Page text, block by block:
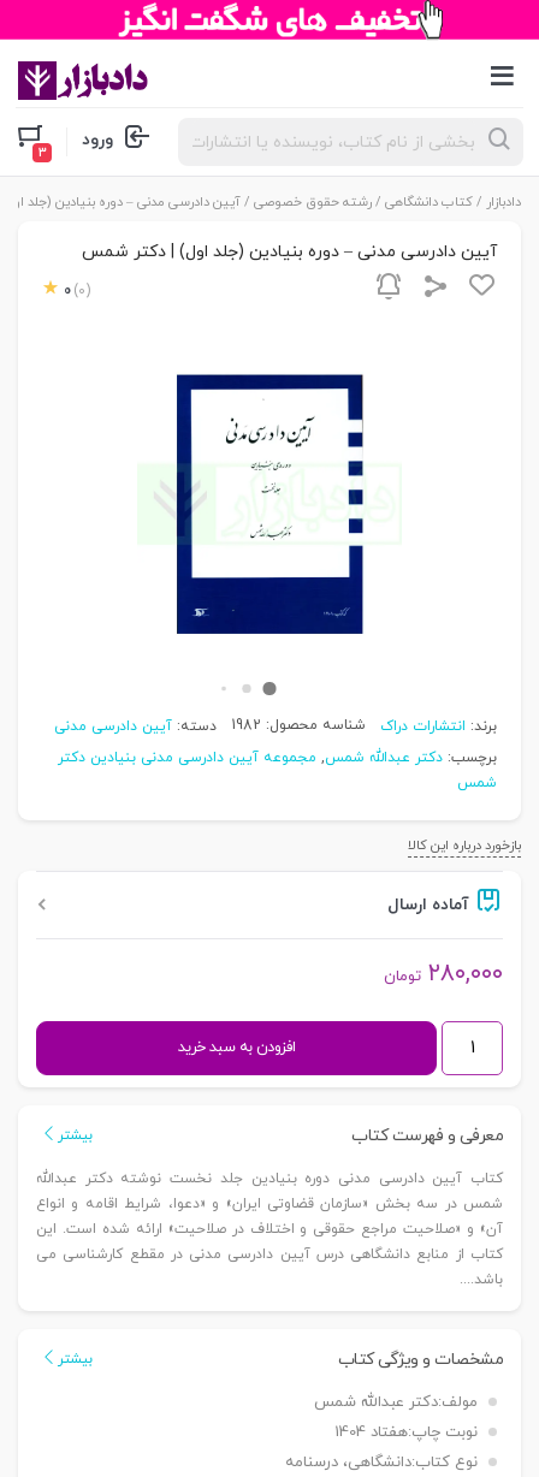
جستجوی
محصولات ورود
دادبازار /کتاب دانشگاهی /رشته حقوق خصوصی / آیین دادرسی مدنی – دوره بنیادین (جلد
آیین دادرسی مدنی – دوره بنیادین (جلد اول) | دکتر شمس
0 (0)
برند: انتشارات دراک شناسه محصول: 1982 دسته: آیین دادرسی مدنی
برچسب: دکتر عبدالله شمس, مجموعه آیین دادرسی مدنی بنیادین دکتر
شمس
بازخورد درباره این کالا
آماده ارسال
۲۸۰,۰۰۰ تومان
آیین
دادرسی
بنیادین
(جلد
اول)
|
عدد
افزودن به سبد خرید
معرفی و فهرست کتاب بیشتر
کتاب آیین دادرسی مدنی دوره بنیادین جلد نخست نوشته دکتر عبدالله
شمس در سه بخش «سازمان قضاوتی ایران» و «دعوا، شرایط اقامه و انواع
آن» و «صلاحیت مراجع حقوقی و اختلاف در صلاحیت» ارائه شده است. این
کتاب از منابع دانشگاهی درس آیین دادرسی مدنی در مقطع کارشناسی می
باشد....
مشخصات و ویژگی کتاب بیشتر
مولف:دکتر عبدالله شمس
نوبت چاپ:هفتاد 1404
نوع کتاب:دانشگاهی، درسنامه